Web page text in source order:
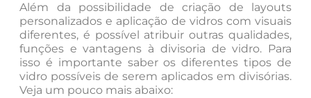
Além da possibilidade de criação de layouts
personalizados e aplicação de vidros com visuais
diferentes, é possível atribuir outras qualidades,
funções e vantagens à divisoria de vidro. Para
isso é importante saber os diferentes tipos de
vidro possíveis de serem aplicados em divisórias.
Veja um pouco mais abaixo: